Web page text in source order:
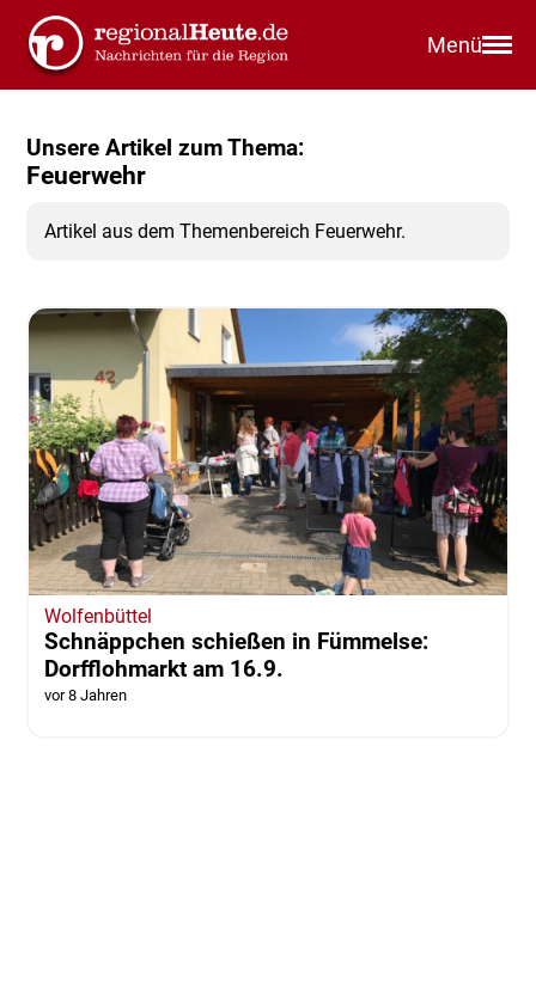
Menü
Unsere Artikel zum Thema:
Feuerwehr
Artikel aus dem Themenbereich Feuerwehr.
Wolfenbüttel
Schnäppchen schießen in Fümmelse:
Dorfflohmarkt am 16.9.
vor 8 Jahren